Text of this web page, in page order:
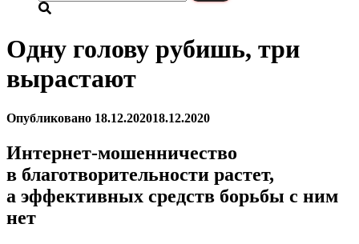
Одну голову рубишь, три
вырастают
Опубликовано 18.12.202018.12.2020
Интернет-мошенничество
в благотворительности растет,
а эффективных средств борьбы с ним
нет